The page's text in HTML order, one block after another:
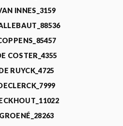
INNES_3159
COSTER_4355
RUYCK_4725